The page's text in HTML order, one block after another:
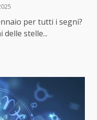
per tutti i segni?
delle stelle...